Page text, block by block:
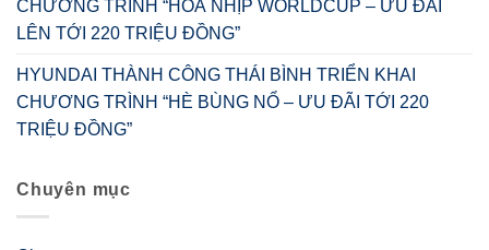
CHƯƠNG TRÌNH “HOÀ NHỊP WORLDCUP – ƯU ĐÃI
LÊN TỚI 220 TRIỆU ĐỒNG”
HYUNDAI THÀNH CÔNG THÁI BÌNH TRIỂN KHAI
CHƯƠNG TRÌNH “HÈ BÙNG NỔ – ƯU ĐÃI TỚI 220
TRIỆU ĐỒNG”
Chuyên mục